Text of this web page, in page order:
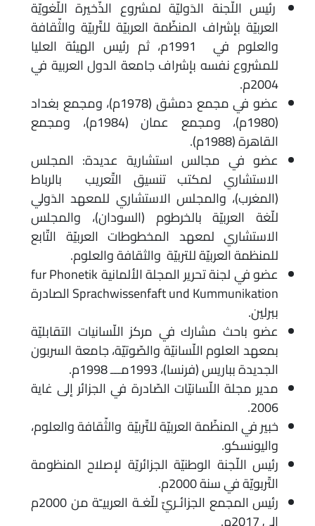
رئيس اللّجنة الدَوليّة لمشروع الذّخيرة اللّغويّة
العربيّة بإشراف المنظّمة العربيّة للتّربيّة والثّقافة
والعلوم في 1991م، ثم رئيس الهيئة العليا
للمشروع نفسه بإشراف جامعة الدول العربية في
2004م.
عضو في مجمع دمشق (1978م)، ومجمع بغداد
(1980م)، ومجمع عمان (1984م)، ومجمع
القاهرة (1988م).
عضو في مجالس استشارية عديدة: المجلس
الاستشاري لمكتب تنسيق التّعريب بالرباط
(المغرب)، والمجلس الاستشاري للمعهد الدَولي
للّغة العربيّة بالخرطوم (السودان)، والمجلس
الاستشاري لمعهد المخطوطات العربيّة التّابع
للمنظمة العربيّة للتربيّة والثقافة والعلوم.
عضو في لجنة تحرير المجلة الألمانية fur Phonetik
Sprachwissenfaft und Kummunikation الصادرة
ببرلين.
عضو باحث مشارك في مركز اللّسانيات التقابليّة
بمعهد العلوم اللّسانيّة والصّوتيّة، جامعة السربون
الجديدة بباريس (فرنسا)، 1993مـــ 1998م.
مدير مجلة اللّسانيّات الصّادرة في الجزائر إلى غاية
2006.
خبير في المنظّمة العربيّة للتّربيّة والثّقافة والعلوم،
واليونسكو.
رئيس اللّجنة الوطنيّة الجزائريّة لإصلاح المنظومة
التّربويّة في سنة 2000م.
رئيس المجمع الجزائـريّ للّغـة العربيـّة من 2000م
إلى 2017م.